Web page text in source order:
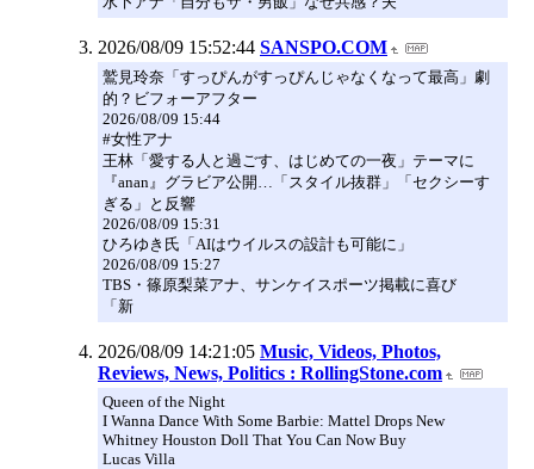
2026/08/09 15:52:44 SANSPO.COM
鷲見玲奈「すっぴんがすっぴんじゃなくなって最高」劇
的？ビフォーアフター
2026/08/09 15:44
#女性アナ
王林「愛する人と過ごす、はじめての一夜」テーマに
『anan』グラビア公開…「スタイル抜群」「セクシーす
ぎる」と反響
2026/08/09 15:31
ひろゆき氏「AIはウイルスの設計も可能に」
2026/08/09 15:27
TBS・篠原梨菜アナ、サンケイスポーツ掲載に喜び
「新
2026/08/09 14:21:05 Music, Videos, Photos,
Reviews, News, Politics : RollingStone.com
Queen of the Night
I Wanna Dance With Some Barbie: Mattel Drops New
Whitney Houston Doll That You Can Now Buy
Lucas Villa